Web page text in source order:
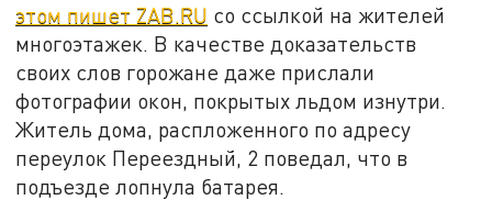
этом пишет ZAB.RU со ссылкой на жителей
многоэтажек. В качестве доказательств
своих слов горожане даже прислали
фотографии окон, покрытых льдом изнутри.
Житель дома, распложенного по адресу
переулок Переездный, 2 поведал, что в
подъезде лопнула батарея.